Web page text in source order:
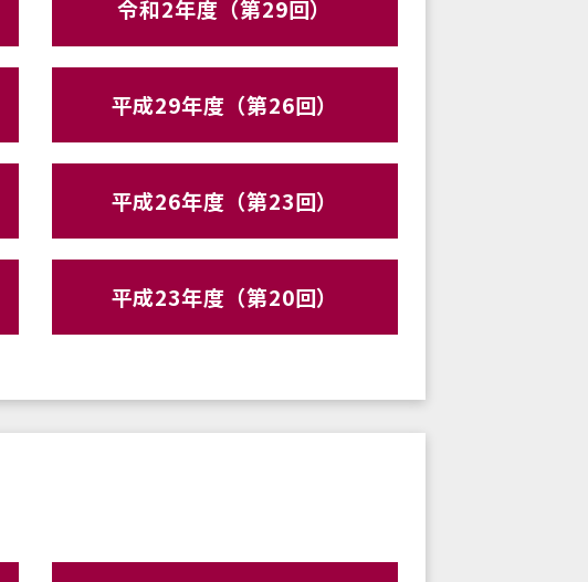
令和2年度（第29回）
平成29年度（第26回）
平成26年度（第23回）
平成23年度（第20回）